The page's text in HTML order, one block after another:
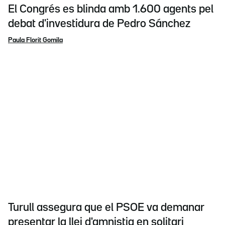
El Congrés es blinda amb 1.600 agents pel
debat d'investidura de Pedro Sánchez
Paula Florit Gomila
Turull assegura que el PSOE va demanar
presentar la llei d'amnistia en solitari